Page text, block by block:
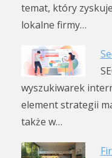
temat, który
lokalne firmy…
wyszukiwarek
element strategii
także w…